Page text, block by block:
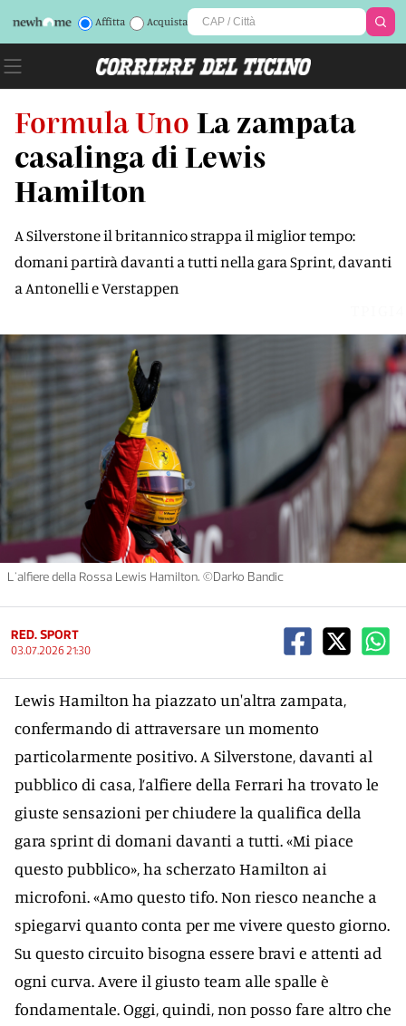
Affitta Acquista
Formula Uno La zampata
casalinga di Lewis
Hamilton
A Silverstone il britannico strappa il miglior tempo:
domani partirà davanti a tutti nella gara Sprint, davanti
a Antonelli e Verstappen
L'alfiere della Rossa Lewis Hamilton. ©Darko Bandic
RED. SPORT
03.07.2026 21:30
Lewis Hamilton ha piazzato un'altra zampata,
confermando di attraversare un momento
particolarmente positivo. A Silverstone, davanti al
pubblico di casa, l’alfiere della Ferrari ha trovato le
giuste sensazioni per chiudere la qualifica della
gara sprint di domani davanti a tutti. «Mi piace
questo pubblico», ha scherzato Hamilton ai
microfoni. «Amo questo tifo. Non riesco neanche a
spiegarvi quanto conta per me vivere questo giorno.
Su questo circuito bisogna essere bravi e attenti ad
ogni curva. Avere il giusto team alle spalle è
fondamentale. Oggi, quindi, non posso fare altro che